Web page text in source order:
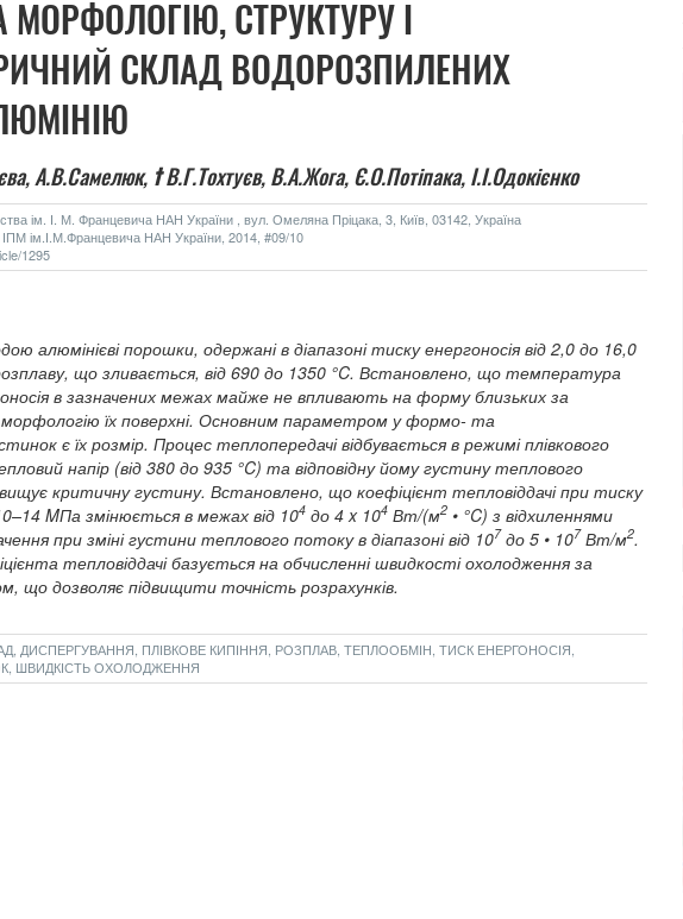
СТРУКТУРУ І
СКЛАД ВОДОРОЗПИЛЕНИХ
А.В.Самелюк, †В.Г.Тохтуєв, В.А.Жога, Є.О.Потіпака, І.І.Одокієнко
ім. І. М. Францевича НАН України , вул. Омеляна Пріцака, 3, Київ, 03142, Україна
ІПМ ім.І.М.Францевича НАН України, 2014, #09/10
1295
алюмінієві порошки, одержані в діапазоні тиску енергоносія від 2,0 до 16,0
що зливається, від 690 до 1350 °C. Встановлено, що температура
в зазначених межах майже не впливають на форму близьких за
їх поверхні. Основним параметром у формо- та
є їх розмір. Процес теплопередачі відбувається в режимі плівкового
напір (від 380 до 935 °C) та відповідну йому густину теплового
критичну густину. Встановлено, що коефіцієнт тепловіддачі при тиску
MПа змінюється в межах від 104 до 4 x 104 Вт/(м2 • °C) з відхиленнями
при зміні густини теплового потоку в діапазоні від 107до 5 • 107Вт/м2.
тепловіддачі базується на обчисленні швидкості охолодження за
дозволяє підвищити точність розрахунків.
ДИСПЕРГУВАННЯ, ПЛІВКОВЕ КИПІННЯ, РОЗПЛАВ, ТЕПЛООБМІН, ТИСК ЕНЕРГОНОСІЯ,
ШВИДКІСТЬ ОХОЛОДЖЕННЯ